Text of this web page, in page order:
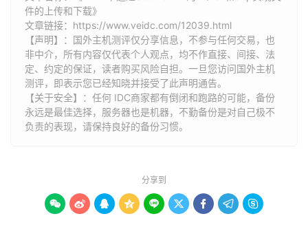
件的上传和下载》
文章链接： https://www.veidc.com/12039.html
【声明】：国外主机测评仅分享信息，不参与任何交易，也
非中介，所有内容仅代表个人观点，均不作直接、间接、法
定、约定的保证，读者购买风险自担。一旦您访问国外主机
测评，即表示您已经知晓并接受了此声明通告。
【关于安全】：任何 IDC商家都有倒闭和跑路的可能，备份
永远是最佳选择，服务器也是机器，不勤备份是对自己极不
负责的表现，请保持良好的备份习惯。
分享到
        